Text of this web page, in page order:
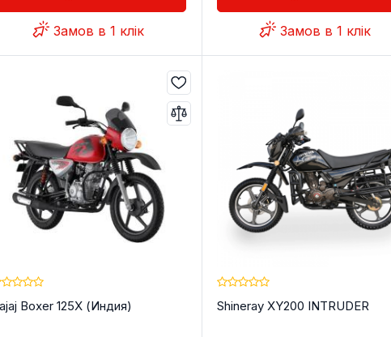
Замов в 1 клік Замов в 1 клік
Boxer 125X (Индия) Shineray XY200 INTRUDER